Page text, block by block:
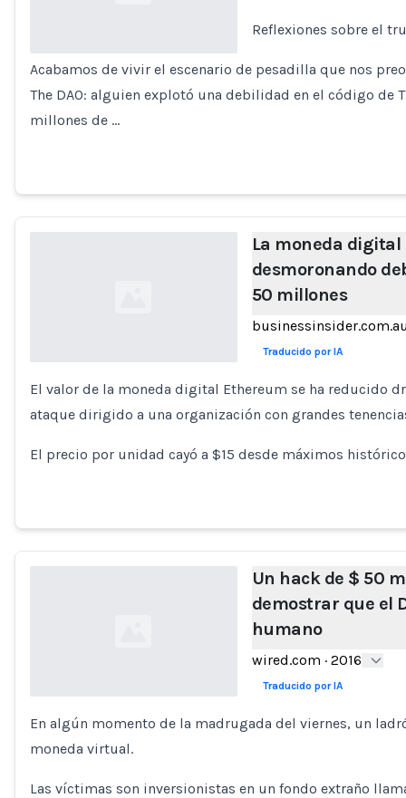
Loading...
Reflexiones sobre el
Acabamos de vivir el escenario de pesadilla que nos
The DAO: alguien explotó una debilidad en el código de
millones de …
La moneda
desmoronando
50 millones
Traducido por IA
El valor de la moneda digital Ethereum se ha reducido
ataque dirigido a una organización con grandes
El precio por unidad cayó a $15 desde máximos
Loading...
Un hack de $ 50
demostrar que el
humano
wired.com · 2016
Traducido por IA
En algún momento de la madrugada del viernes, un
moneda virtual.
Las víctimas son inversionistas en un fondo extraño